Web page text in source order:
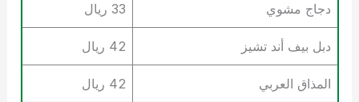
دجاج مشوي 33 ريال
دبل بيف أند تشيز 42 ريال
المذاق العربي 42 ريال